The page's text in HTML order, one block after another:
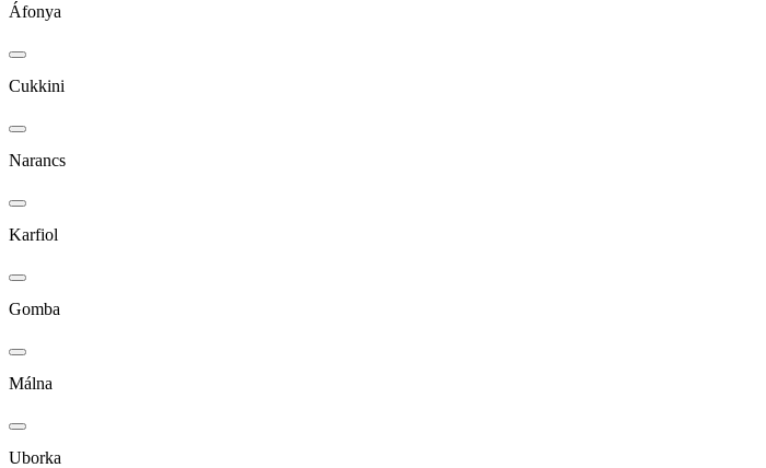
Áfonya
Cukkini
Narancs
Karfiol
Gomba
Málna
Uborka